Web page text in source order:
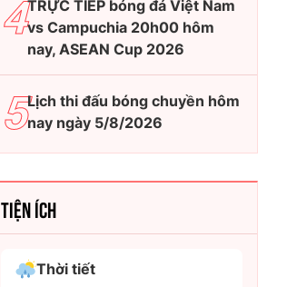
TRỰC TIẾP bóng đá Việt Nam
vs Campuchia 20h00 hôm
nay, ASEAN Cup 2026
Lịch thi đấu bóng chuyền hôm
nay ngày 5/8/2026
TIỆN ÍCH
Thời tiết